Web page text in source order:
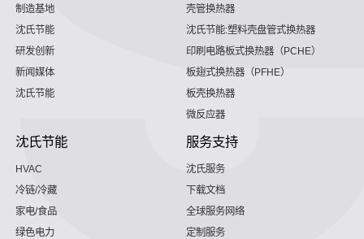
制造基地
沈氏节能
研发创新
新闻媒体
沈氏节能
壳管换热器
沈氏节能:塑料壳盘管式换热器
印刷电路板式换热器（PCHE）
板翅式换热器（PFHE）
板壳换热器
微反应器
沈氏节能
HVAC
冷链/冷藏
家电/食品
绿色电力
服务支持
沈氏服务
下载文档
全球服务网络
定制服务